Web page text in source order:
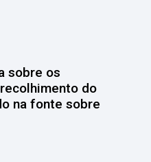
sobre os
do
na fonte sobre